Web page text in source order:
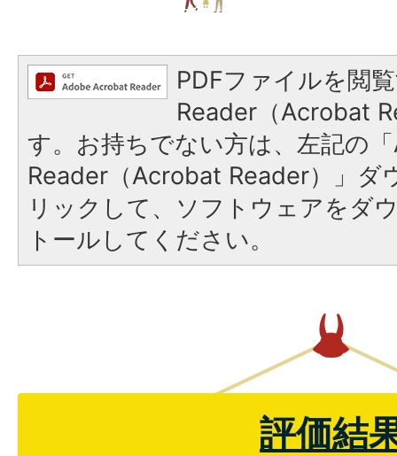
PDFファイルを閲
Reader（Acrobat
す。お持ちでない方は、左記の
Reader（Acrobat Reader）」ダ
リックして、ソフトウェアをダ
トールしてください。
評価結